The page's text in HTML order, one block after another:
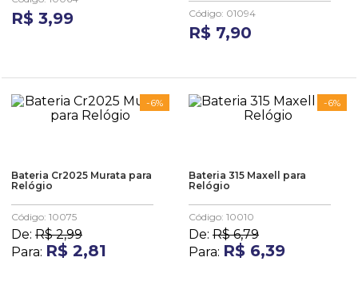
R$ 3,99 Código: 01094
R$ 7,90
-6%
Bateria Cr2025 Murata para
Relógio
Código: 10075
De: R$ 2,99
Para: R$ 2,81
-6%
Bateria 315 Maxell para
Relógio
Código: 10010
De: R$ 6,79
Para: R$ 6,39